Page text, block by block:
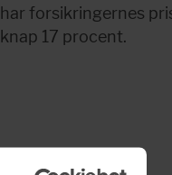
har forsikringernes
knap 17 procent.